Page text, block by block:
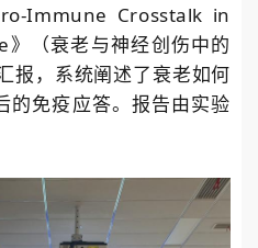
Immune Crosstalk in
》（衰老与神经创伤中的
报，系统阐述了衰老如何
免疫应答。 报告由实验